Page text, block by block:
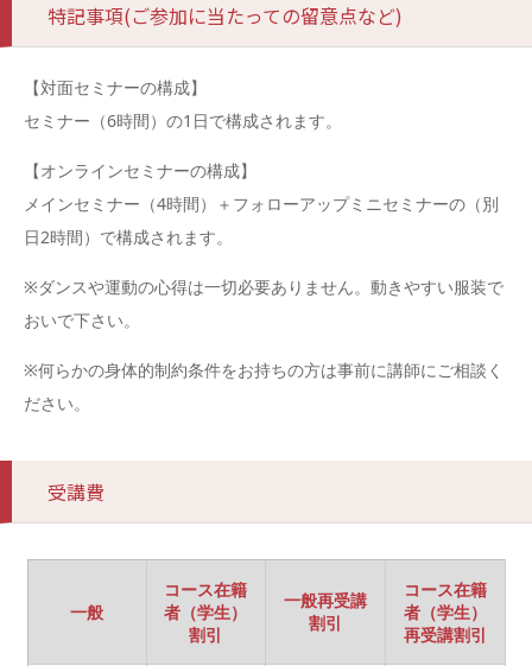
特記事項(ご参加に当たっての留意点など)
【対面セミナーの構成】
セミナー（6時間）の1日で構成されます。
【オンラインセミナーの構成】
メインセミナー（4時間）＋フォローアップミニセミナーの（別
日2時間）で構成されます。
※ダンスや運動の心得は一切必要ありません。動きやすい服装で
おいで下さい。
※何らかの身体的制約条件をお持ちの方は事前に講師にご相談く
ださい。
受講費
一般
コース在籍
者（学生）
割引
一般再受講
割引
コース在籍
者（学生）
再受講割引